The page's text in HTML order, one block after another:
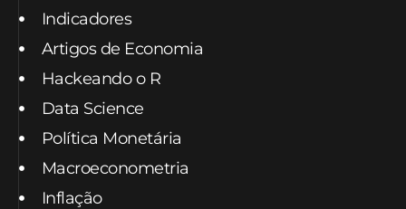
Indicadores
Artigos de Economia
Hackeando o R
Data Science
Política Monetária
Macroeconometria
Inflação